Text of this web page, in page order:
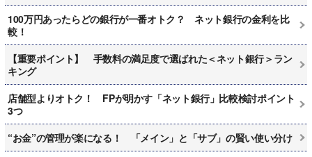
100万円あったらどの銀行が一番オトク？ ネット銀行の金利を比
較！
【重要ポイント】 手数料の満足度で選ばれた＜ネット銀行＞ラン
キング
店舗型よりオトク！ FPが明かす「ネット銀行」比較検討ポイント
3つ
“お金”の管理が楽になる！ 「メイン」と「サブ」の賢い使い分け